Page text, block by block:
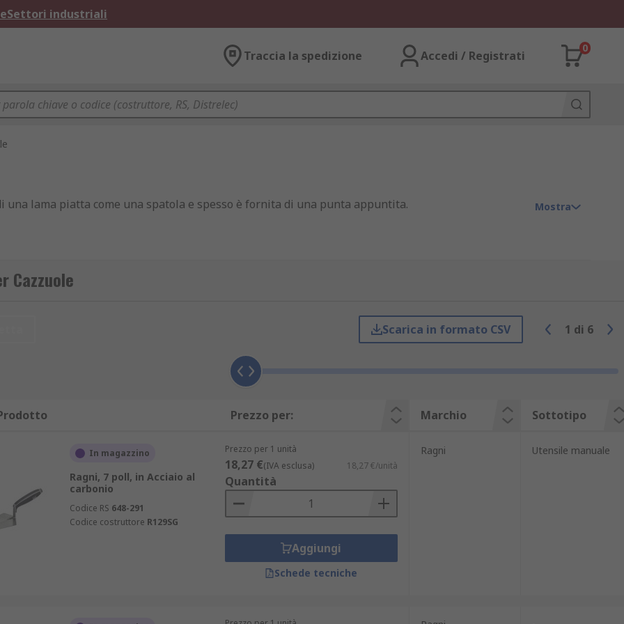
Settori industriali
Traccia la spedizione Accedi / Registrati
0
una lama piatta come una spatola e spesso è fornita di una punta appuntita.
utilizzate per lisciare il calcestruzzo appena posato, nonché per portare l'acqua sulla
come: calcestruzzo, facciate a vista, muri di mattoni, superfici intonacate, compensato e
gamma di settori, ad esempio:
di materiali particellari
o cemento
Mostra
Cazzuole
Scarica in formato CSV 1 di 6
Prezzo per: Marchio Sottotipo
In magazzino
Ragni, 7 poll, in Acciaio al
carbonio
Codice RS 648-291
Codice costruttore R129SG
Prezzo per 1 unità
18,27 €(IVA esclusa) 18,27 €/unità
Quantità
Aggiungi
Schede tecniche
Ragni Utensile manuale